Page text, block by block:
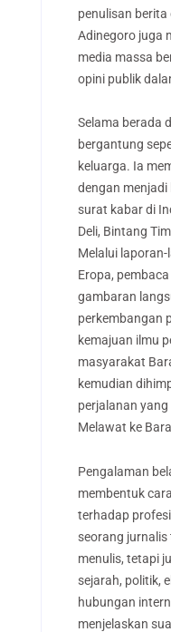
penulisan berita
Adinegoro juga
media massa
opini publik
Selama berada
bergantung
keluarga. Ia
dengan
surat kabar di
Deli, Bintang
Melalui
Eropa,
gambaran
perkembangan
kemajuan ilmu
masyarakat
kemudian
perjalanan
Melawat ke
Pengalaman
membentuk
terhadap
seorang
menulis, tetapi
sejarah, politik,
hubungan
menjelaskan